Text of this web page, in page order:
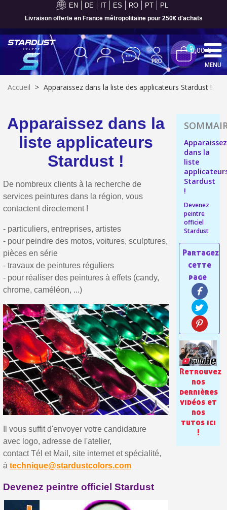
EN DE IT ES RO PT PL
Livraison offerte en France métropolitaine pour 250€ d'achats
Inscription à la newsletter : 5€ de réduction
Livraison sous 24 h en France Métropolitaine
Livraison offerte en France métropolitaine pour 250€ d'achats
Paiement en 4x sans frais dès 30€ d'achats
Votre devis en ligne en moins d'1 minute
Partagez vos créations et obtenez des bons d'achat
Gagnez des points de fidélité à chaque commande
Livraison sous 24 h en France Métropolitaine
Retour produits sous 14 jours
Réduction de 5€ sur la première commande
10€ de bon d'achat pour chaque parrainage
Inscription à la newsletter : 5€ de réduction
Livraison sous 24 h en France Métropolitaine
Livraison offerte en France métropolitaine pour 250€ d'achats
Paiement en 4x sans frais dès 30€ d'achats
Partagez vos créations et obtenez des bons d'achat
00,00 €
MENU
Accueil > Apparaissez dans la liste des applicateurs Stardust !
Apparaissez dans la
liste applicateurs
Stardust !
De nombreux clients à la recherche de
services peintures dans la région, vous
contactent directement !
- particuliers, entreprises, artistes
- pour peindre des motos, voitures, sculptures,
pièces en série
- travaux de peintures réguliers
- pour réaliser des peintures à effets (candy,
chrome, caméléon, ...)
Il vous suffit d'envoyer votre candidature
avec logo, adresse de l'atelier,
contact Tél et Mail, site internet et spécialité,
à technique@stardustcolors.com
Devenez peintre officiel Stardust
Apparaissez
dans la
liste
Stardust
!
Devenez
peintre
officiel
Stardust
Retrouvez
nos
dernières
vidéos et
nos
tutos ici
!